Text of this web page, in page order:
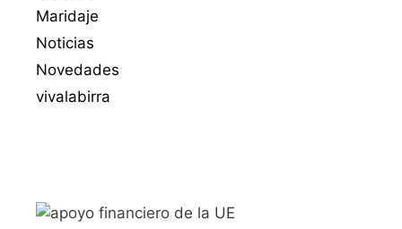
Maridaje
Noticias
Novedades
vivalabirra